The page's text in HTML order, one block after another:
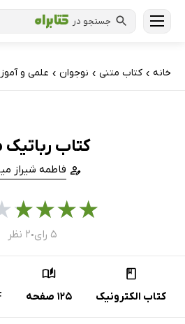
جستجو در
خانه › کتاب‌ متنی › نوجوان › علمی و
کتاب رباتیک
فاطمه شیراز
★
★
★
★
۵ رای ● ۲ نظر
کتاب الکترونیک 125 صفحه